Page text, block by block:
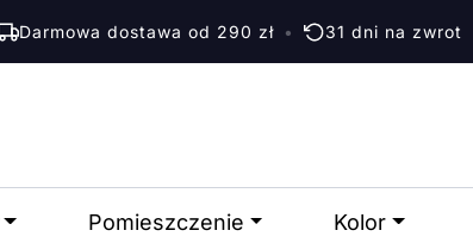
Darmowa dostawa od 290 zł • 31 dni na zwrot
Pomieszczenie Kolor